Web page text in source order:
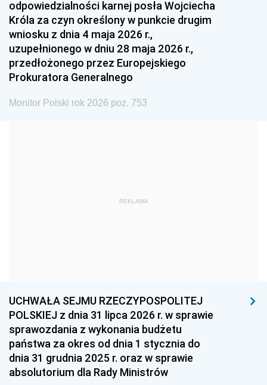
1987 1986 1985
1984 1983
1981 1980 1979
1978 1977
1975 1974
1959
1939 1938 1937
1936 1930
odpowiedzialności karnej posła Wojciecha
Króla za czyn określony w punkcie drugim
wniosku z dnia 4 maja 2026 r.,
uzupełnionego w dniu 28 maja 2026 r.,
przedłożonego przez Europejskiego
Prokuratora Generalnego
Monitor Polski rok 2026 poz. 753
REKLAMA
UCHWAŁA SEJMU RZECZYPOSPOLITEJ
POLSKIEJ z dnia 31 lipca 2026 r. w sprawie
sprawozdania z wykonania budżetu
państwa za okres od dnia 1 stycznia do
dnia 31 grudnia 2025 r. oraz w sprawie
absolutorium dla Rady Ministrów